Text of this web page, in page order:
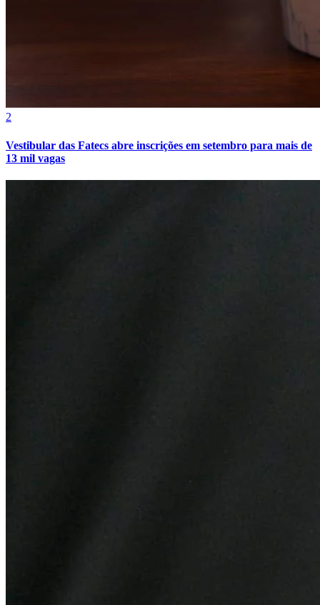
2
Vestibular das Fatecs abre inscrições em setembro para mais de
13 mil vagas